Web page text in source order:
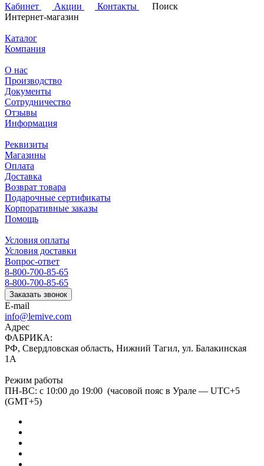
Кабинет
Акции Контакты
Поиск
Интернет-магазин
Каталог
Компания
О нас
Производство
Документы
Сотрудничество
Отзывы
Информация
Реквизиты
Магазины
Оплата
Доставка
Возврат товара
Подарочные сертификаты
Корпоративные заказы
Помощь
Условия оплаты
Условия доставки
Вопрос-ответ
8-800-700-85-65
8-800-700-85-65
Заказать звонок
E-mail
info@lemive.com
Адрес
ФАБРИКА:
РФ, Свердловская область, Нижний Тагил, ул. Балакинская
1А
Режим работы
ПН-ВС: с 10:00 до 19:00 (часовой пояс в Урале — UTC+5
(GMT+5)